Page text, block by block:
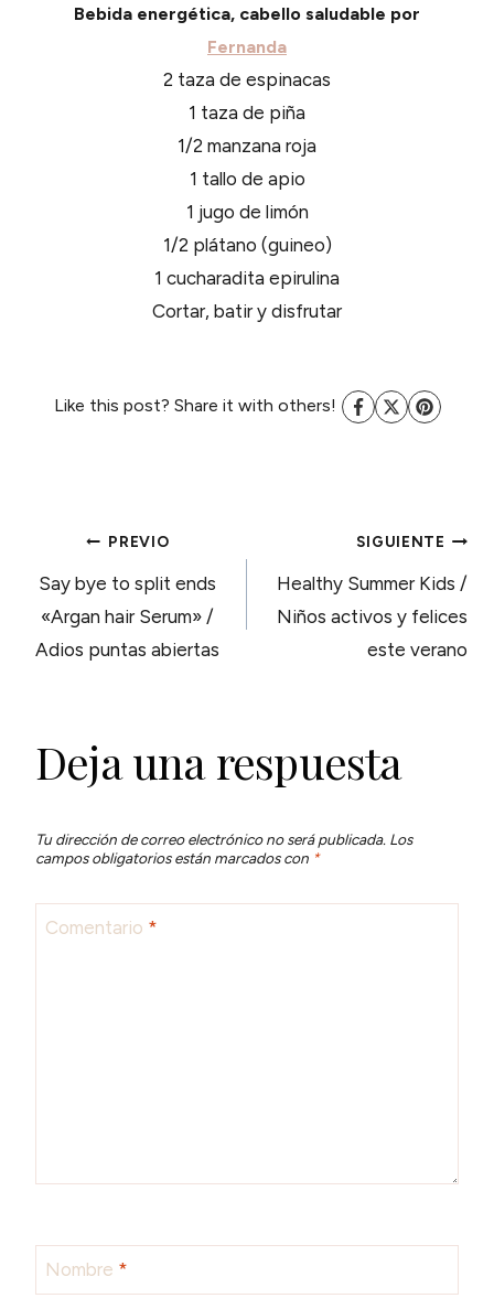
Bebida energética, cabello saludable por
Fernanda
2 taza de espinacas
1 taza de piña
1/2 manzana roja
1 tallo de apio
1 jugo de limón
1/2 plátano (guineo)
1 cucharadita epirulina
Cortar, batir y disfrutar
Like this post? Share it with others!
NAVEGACIÓN
DE
PREVIO
Say bye to split ends
«Argan hair Serum» /
Adios puntas abiertas
SIGUIENTE
Healthy Summer Kids /
Niños activos y felices
este verano
Deja una respuesta
Tu dirección de correo electrónico no será publicada. Los
campos obligatorios están marcados con *
Comentario *
Nombre *